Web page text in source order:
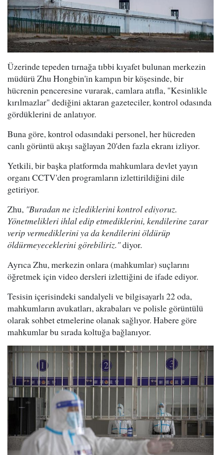
Üzerinde tepeden tırnağa tıbbi kıyafet bulunan merkezin
müdürü Zhu Hongbin'in kampın bir köşesinde, bir
hücrenin penceresine vurarak, camlara atıfla, "Kesinlikle
kırılmazlar" dediğini aktaran gazeteciler, kontrol odasında
gördüklerini de anlatıyor.
Buna göre, kontrol odasındaki personel, her hücreden
canlı görüntü akışı sağlayan 20'den fazla ekranı izliyor.
Yetkili, bir başka platformda mahkumlara devlet yayın
organı CCTV'den programların izlettirildiğini dile
getiriyor.
Zhu, "Buradan ne izlediklerini kontrol ediyoruz.
Yönetmelikleri ihlal edip etmediklerini, kendilerine zarar
verip vermediklerini ya da kendilerini öldürüp
öldürmeyeceklerini görebiliriz."diyor.
Ayrıca Zhu, merkezin onlara (mahkumlar) suçlarını
öğretmek için video dersleri izlettiğini de ifade ediyor.
Tesisin içerisindeki sandalyeli ve bilgisayarlı 22 oda,
mahkumların avukatları, akrabaları ve polisle görüntülü
olarak sohbet etmelerine olanak sağlıyor. Habere göre
mahkumlar bu sırada koltuğa bağlanıyor.